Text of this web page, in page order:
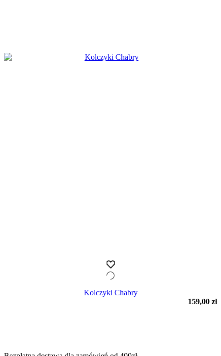
Kolczyki Chabry
159,00 zł